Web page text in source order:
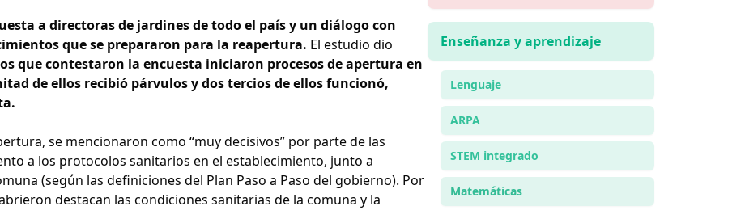
a directoras de jardines de todo el país y un diálogo con
que se prepararon para la reapertura. El estudio dio
que contestaron la encuesta iniciaron procesos de apertura en
de ellos recibió párvulos y dos tercios de ellos funcionó,
se mencionaron como “muy decisivos” por parte de las
a los protocolos sanitarios en el establecimiento, junto a
(según las definiciones del Plan Paso a Paso del gobierno). Por
destacan las condiciones sanitarias de la comuna y la
Enseñanza y aprendizaje
Lenguaje
ARPA
STEM integrado
Matemáticas